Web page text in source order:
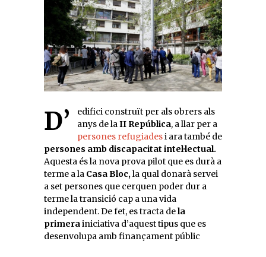
D’edifici construït per als obrers als anys de laII República, a llar per a
persones refugiadesi ara també de
persones amb discapacitat intel·lectual.
Aquesta és la nova prova pilot que es durà a
terme a la Casa Bloc,la qual donarà servei
a set persones que cerquen poder dur a
terme la transició cap a una vida
independent. De fet, es tracta dela
primerainiciativa d’aquest tipus que es
desenvolupa amb finançament públic